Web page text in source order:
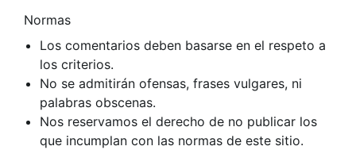
Normas
Los comentarios deben basarse en el respeto a
los criterios.
No se admitirán ofensas, frases vulgares, ni
palabras obscenas.
Nos reservamos el derecho de no publicar los
que incumplan con las normas de este sitio.